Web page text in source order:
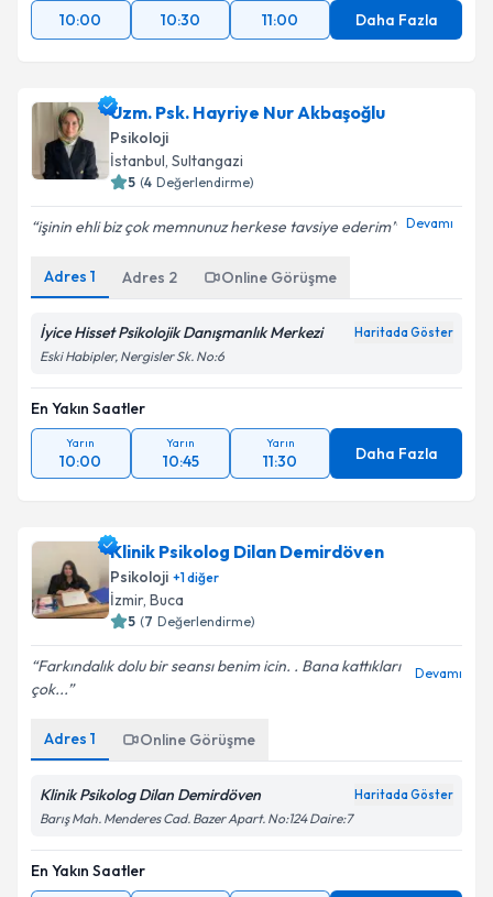
10:00 10:30 11:00 Daha Fazla
Uzm. Psk. Hayriye Nur Akbaşoğlu
Psikoloji
İstanbul, Sultangazi
5 (4 Değerlendirme)
işinin ehli biz çok memnunuz herkese tavsiye ederim Devamı
Adres 1 Adres 2 Online Görüşme
İyice Hisset Psikolojik Danışmanlık Merkezi Haritada Göster
Eski Habipler, Nergisler Sk. No:6
En Yakın Saatler
Yarın
10:00
Yarın
10:45
Yarın
11:30 Daha Fazla
Klinik Psikolog Dilan Demirdöven
Psikoloji +1diğer
İzmir, Buca
5 (7 Değerlendirme)
Farkındalık dolu bir seansı benim icin. . Bana kattıkları
çok...
Devamı
Adres 1 Online Görüşme
Klinik Psikolog Dilan Demirdöven Haritada Göster
Barış Mah. Menderes Cad. Bazer Apart. No:124 Daire:7
En Yakın Saatler